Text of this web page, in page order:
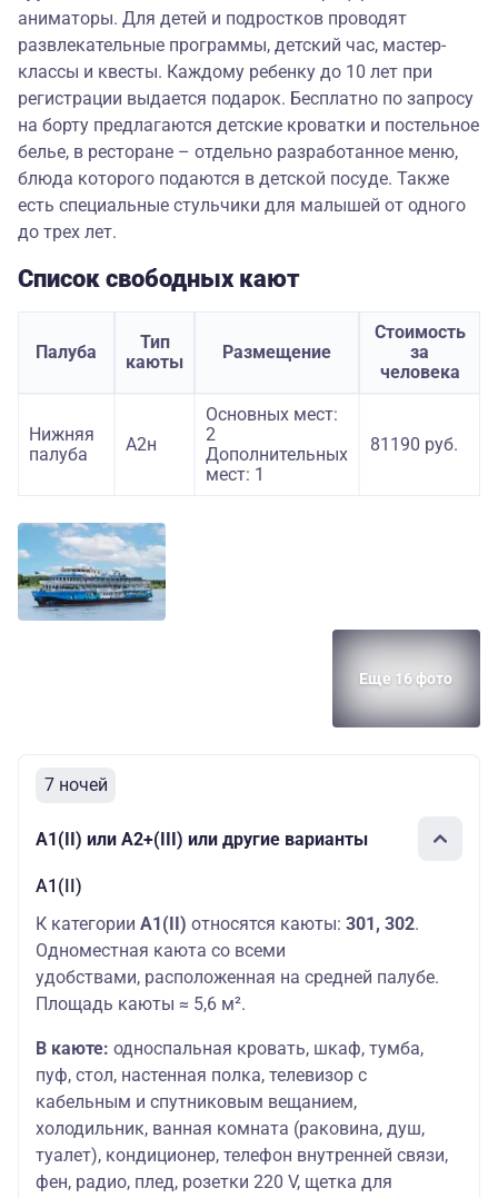
аниматоры. Для детей и подростков проводят
развлекательные программы, детский час, мастер-
классы и квесты. Каждому ребенку до 10 лет при
регистрации выдается подарок. Бесплатно по запросу
на борту предлагаются детские кроватки и постельное
белье, в ресторане – отдельно разработанное меню,
блюда которого подаются в детской посуде. Также
есть специальные стульчики для малышей от одного
до трех лет.
Список свободных кают
Палуба
Тип
каюты
Размещение
Стоимость
за
человека
Нижняя
палуба
А2н
Основных мест:
2
Дополнительных
мест: 1
81190 руб.
Еще 16 фото
7 ночей
А1(II) или А2+(III) или другие варианты
А1(II)
К категории А1(II) относятся каюты: 301, 302.
Одноместная каюта со всеми
удобствами, расположенная на средней палубе.
Площадь каюты ≈ 5,6 м².
В каюте: односпальная кровать, шкаф, тумба,
пуф, стол, настенная полка, телевизор с
кабельным и спутниковым вещанием,
холодильник, ванная комната (раковина, душ,
туалет), кондиционер, телефон внутренней связи,
фен, радио, плед, розетки 220 V, щетка для